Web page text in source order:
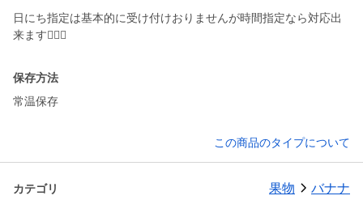
日にち指定は基本的に受け付けおりませんが時間指定なら対応出
来ます🙆🏽‍♂️
保存方法
常温保存
この商品のタイプについて
カテゴリ 果物 バナナ